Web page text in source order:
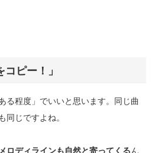
コピー！」
る程度」でいいと思います。同じ曲
同じですよね。
ロディラインも自然と寄ってくるん